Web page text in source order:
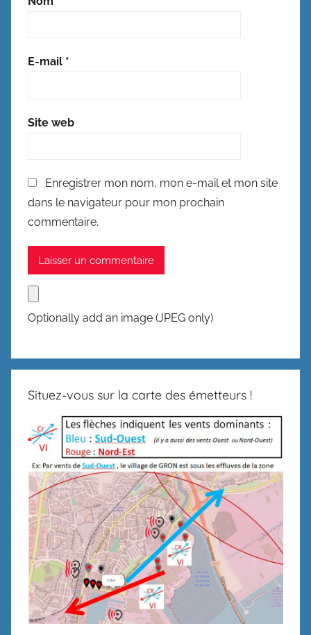
E-mail *
Site web
Enregistrer mon nom, mon e-mail et mon site
dans le navigateur pour mon prochain
commentaire.
Optionally add an image (JPEG only)
Situez-vous sur la carte des émetteurs !